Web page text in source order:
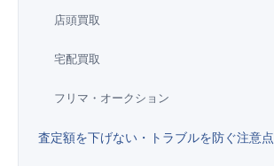
店頭買取
宅配買取
フリマ・オークション
査定額を下げない・トラブルを防ぐ注意点